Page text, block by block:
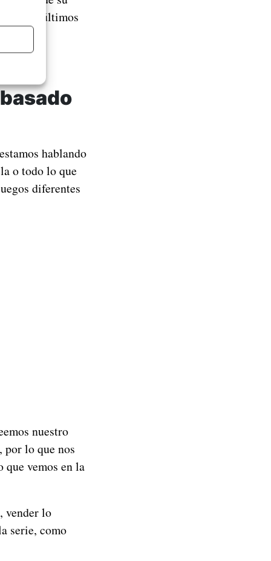
de los últimos
más
hablando
o todo lo que
diferentes
nuestro
por lo que nos
que vemos en la
vender lo
serie, como